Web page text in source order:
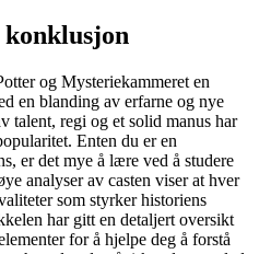
konklusjon
og Mysteriekammeret en
en blanding av erfarne og nye
talent, regi og et solid manus har
Enten du er en
er det mye å lære ved å studere
analyser av casten viser at hver
som styrker historiens
har gitt en detaljert oversikt
for å hjelpe deg å forstå